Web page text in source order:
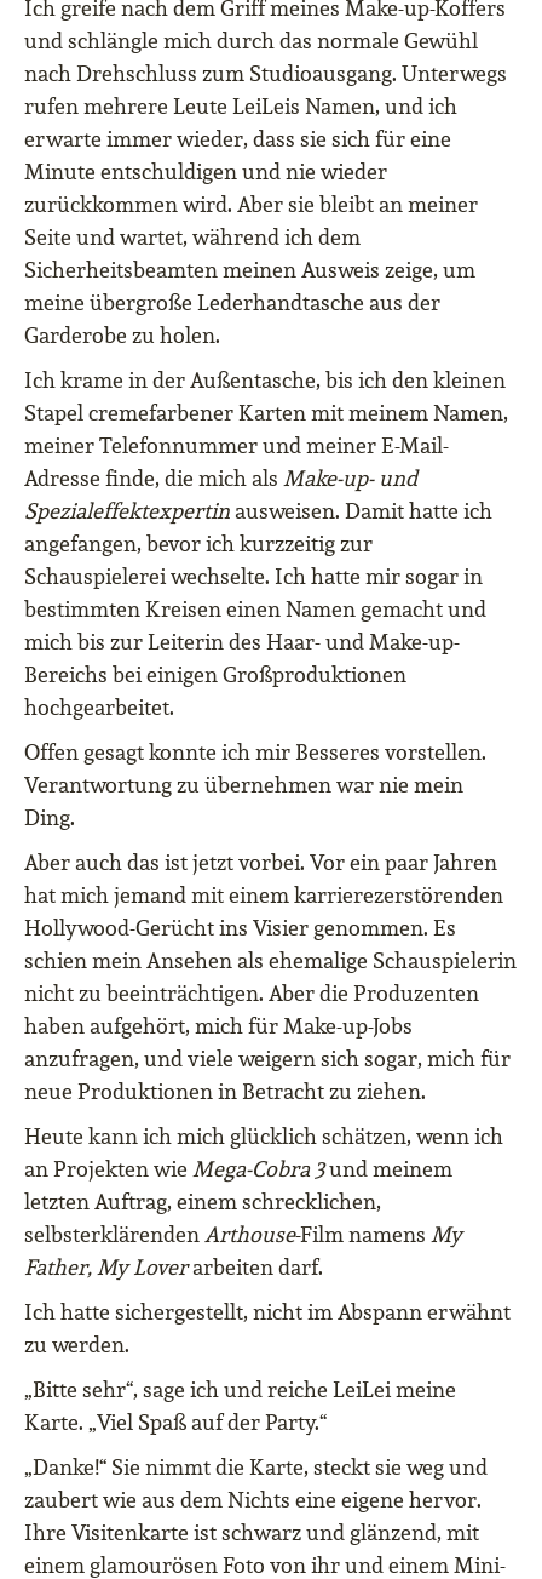
Ich greife nach dem Griff meines Make-up-Koffers
und schlängle mich durch das normale Gewühl
nach Drehschluss zum Studioausgang. Unterwegs
rufen mehrere Leute LeiLeis Namen, und ich
erwarte immer wieder, dass sie sich für eine
Minute entschuldigen und nie wieder
zurückkommen wird. Aber sie bleibt an meiner
Seite und wartet, während ich dem
Sicherheitsbeamten meinen Ausweis zeige, um
meine übergroße Lederhandtasche aus der
Garderobe zu holen.
Ich krame in der Außentasche, bis ich den kleinen
Stapel cremefarbener Karten mit meinem Namen,
meiner Telefonnummer und meiner E-Mail-
Adresse finde, die mich als Make-up- und
Spezialeffektexpertinausweisen. Damit hatte ich
angefangen, bevor ich kurzzeitig zur
Schauspielerei wechselte. Ich hatte mir sogar in
bestimmten Kreisen einen Namen gemacht und
mich bis zur Leiterin des Haar- und Make-up-
Bereichs bei einigen Großproduktionen
hochgearbeitet.
Offen gesagt konnte ich mir Besseres vorstellen.
Verantwortung zu übernehmen war nie mein
Ding.
Aber auch das ist jetzt vorbei. Vor ein paar Jahren
hat mich jemand mit einem karrierezerstörenden
Hollywood-Gerücht ins Visier genommen. Es
schien mein Ansehen als ehemalige Schauspielerin
nicht zu beeinträchtigen. Aber die Produzenten
haben aufgehört, mich für Make-up-Jobs
anzufragen, und viele weigern sich sogar, mich für
neue Produktionen in Betracht zu ziehen.
Heute kann ich mich glücklich schätzen, wenn ich
an Projekten wie Mega-Cobra 3und meinem
letzten Auftrag, einem schrecklichen,
selbsterklärendenArthouse-Film namens My
Father, My Loverarbeiten darf.
Ich hatte sichergestellt, nicht im Abspann erwähnt
zu werden.
„Bitte sehr“, sage ich und reiche LeiLei meine
Karte. „Viel Spaß auf der Party.“
„Danke!“ Sie nimmt die Karte, steckt sie weg und
zaubert wie aus dem Nichts eine eigene hervor.
Ihre Visitenkarte ist schwarz und glänzend, mit
einem glamourösen Foto von ihr und einem Mini-